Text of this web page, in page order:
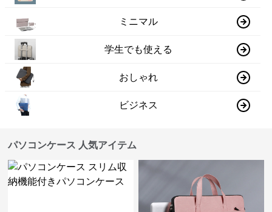
ミニマル
学生でも使える
おしゃれ
ビジネス
パソコンケース 人気アイテム